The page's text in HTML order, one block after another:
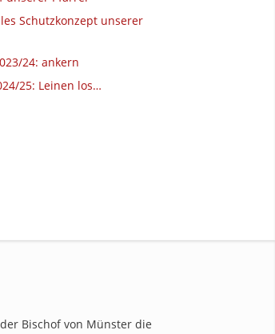
Schutzkonzept unserer
24: ankern
25: Leinen los…
Bischof von Münster die